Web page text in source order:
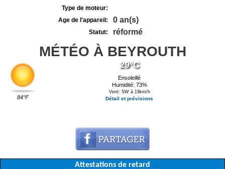
Type de moteur:
Age de l'appareil:
0 an(s)
Statut: réformé
MÉTÉO À BEYROUTH
84°F
29°C
Ensoleillé
Humidité: 73%
Vent: SW à 19km/h
Détail et prévisions
Attestations de retard